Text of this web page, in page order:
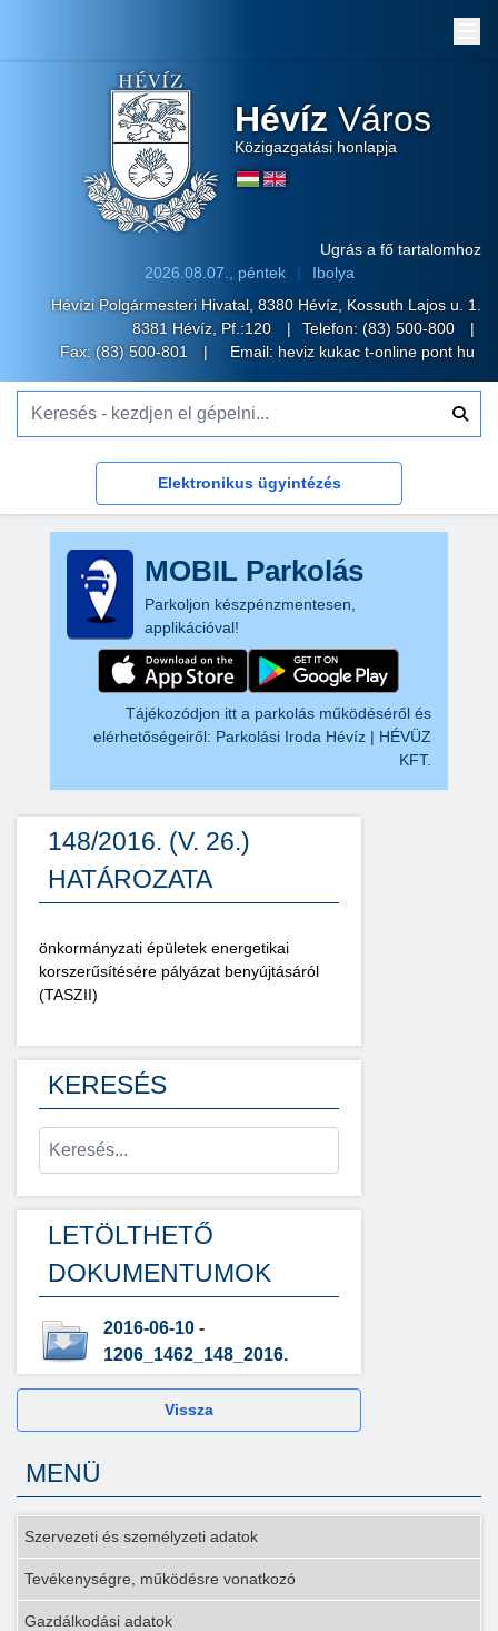
Hévíz Város
Közigazgatási honlapja
Ugrás a fő tartalomhoz
2026.08.07., péntek
Ibolya
Hévízi Polgármesteri Hivatal, 8380 Hévíz, Kossuth Lajos u. 1.
8381 Hévíz, Pf.:120
Telefon: (83) 500-800
Fax: (83) 500-801
Email: heviz kukac t-online pont hu
Elektronikus ügyintézés
MOBIL Parkolás
Parkoljon készpénzmentesen,
applikációval!
Tájékozódjon itt a parkolás működéséről és
elérhetőségeiről: Parkolási Iroda Hévíz | HÉVÜZ
KFT.
148/2016. (V. 26.)
HATÁROZATA
önkormányzati épületek energetikai
korszerűsítésére pályázat benyújtásáról
(TASZII)
KERESÉS
LETÖLTHETŐ
DOKUMENTUMOK
2016-06-10 -
1206_1462_148_2016.
Vissza
MENÜ
Szervezeti és személyzeti adatok
Tevékenységre, működésre vonatkozó
Gazdálkodási adatok